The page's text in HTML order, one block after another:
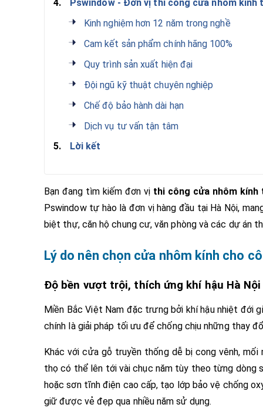
4.
Pswindow - Đơn vị thi công cửa nhôm
Kinh nghiệm hơn 12 năm trong nghề
Cam kết sản phẩm chính hãng 100%
Quy trình sản xuất hiện đại
Đội ngũ kỹ thuật chuyên nghiệp
Chế độ bảo hành dài hạn
Dịch vụ tư vấn tận tâm
5.
Lời kết
Bạn đang tìm kiếm đơn vị thi công cửa nhôm kính
Pswindow tự hào là đơn vị hàng đầu tại Hà Nội,
biệt thự, căn hộ chung cư, văn phòng và các dự án
Lý do nên chọn cửa nhôm kính cho
Độ bền vượt trội, thích ứng khí hậu Hà Nội
Miền Bắc Việt Nam đặc trưng bởi khí hậu nhiệt đới
chính là giải pháp tối ưu để chống chịu những thay
Khác với cửa gỗ truyền thống dễ bị cong vênh,
thọ có thể lên tới vài chục năm tùy theo từng dòng
hoặc sơn tĩnh điện cao cấp, tạo lớp bảo vệ chống
giữ được vẻ đẹp qua nhiều năm sử dụng.